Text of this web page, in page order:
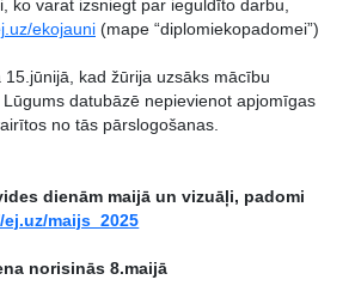
ko varat izsniegt par ieguldīto darbu,
ekojauni (mape “diplomiekopadomei”)
15.jūnijā, kad žūrija uzsāks mācību
datubāzē nepievienot apjomīgas
no tās pārslogošanas.
dienām maijā un vizuāļi, padomi
maijs_2025
norisinās 8.maijā